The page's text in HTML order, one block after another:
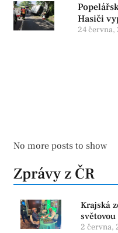
Hasiči
24 června,
No more posts to show
Zprávy z ČR
Krajská
2 června,